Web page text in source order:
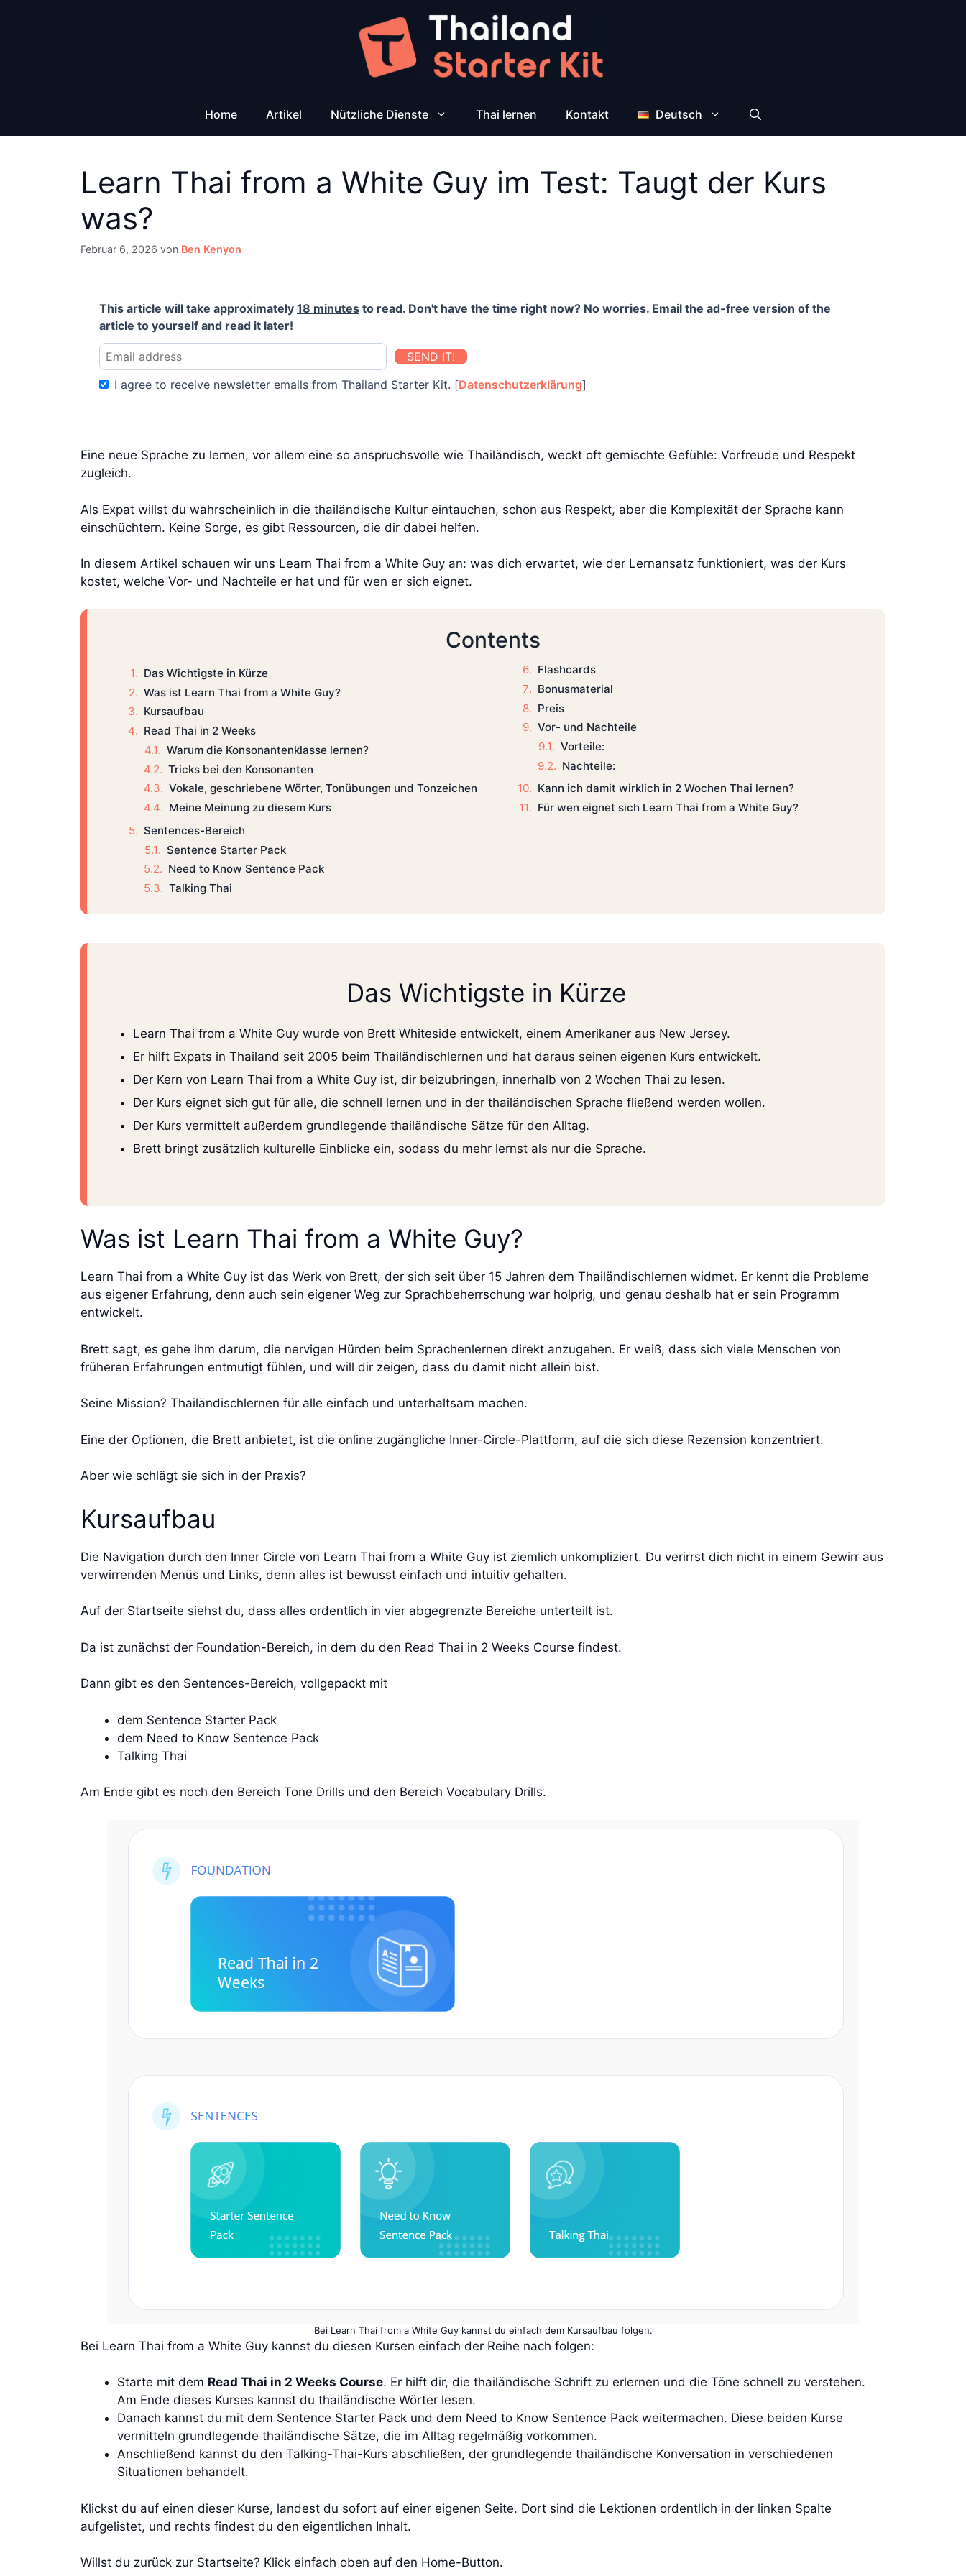
Home Artikel Nützliche Dienste Thai lernen Kontakt Deutsch
Learn Thai from a White Guy im Test: Taugt der Kurs
was?
Februar 6, 2026 von Ben Kenyon
This article will take approximately 18 minutes to read. Don't have the time right now? No worries. Email the ad-free version of the
article to yourself and read it later!
SEND IT!
I agree to receive newsletter emails from Thailand Starter Kit. [Datenschutzerklärung]
Eine neue Sprache zu lernen, vor allem eine so anspruchsvolle wie Thailändisch, weckt oft gemischte Gefühle: Vorfreude und Respekt
zugleich.
Als Expat willst du wahrscheinlich in die thailändische Kultur eintauchen, schon aus Respekt, aber die Komplexität der Sprache kann
einschüchtern. Keine Sorge, es gibt Ressourcen, die dir dabei helfen.
In diesem Artikel schauen wir uns Learn Thai from a White Guy an: was dich erwartet, wie der Lernansatz funktioniert, was der Kurs
kostet, welche Vor- und Nachteile er hat und für wen er sich eignet.
Contents
Das Wichtigste in Kürze
Was ist Learn Thai from a White Guy?
Kursaufbau
Read Thai in 2 Weeks
Warum die Konsonantenklasse lernen?
Tricks bei den Konsonanten
Vokale, geschriebene Wörter, Tonübungen und Tonzeichen
Meine Meinung zu diesem Kurs
Sentences-Bereich
Sentence Starter Pack
Need to Know Sentence Pack
Talking Thai
Flashcards
Bonusmaterial
Preis
Vor- und Nachteile
Vorteile:
Nachteile:
Kann ich damit wirklich in 2 Wochen Thai lernen?
Für wen eignet sich Learn Thai from a White Guy?
Das Wichtigste in Kürze
Learn Thai from a White Guy wurde von Brett Whiteside entwickelt, einem Amerikaner aus New Jersey.
Er hilft Expats in Thailand seit 2005 beim Thailändischlernen und hat daraus seinen eigenen Kurs entwickelt.
Der Kern von Learn Thai from a White Guy ist, dir beizubringen, innerhalb von 2 Wochen Thai zu lesen.
Der Kurs eignet sich gut für alle, die schnell lernen und in der thailändischen Sprache fließend werden wollen.
Der Kurs vermittelt außerdem grundlegende thailändische Sätze für den Alltag.
Brett bringt zusätzlich kulturelle Einblicke ein, sodass du mehr lernst als nur die Sprache.
Was ist Learn Thai from a White Guy?
Learn Thai from a White Guy ist das Werk von Brett, der sich seit über 15 Jahren dem Thailändischlernen widmet. Er kennt die Probleme
aus eigener Erfahrung, denn auch sein eigener Weg zur Sprachbeherrschung war holprig, und genau deshalb hat er sein Programm
entwickelt.
Brett sagt, es gehe ihm darum, die nervigen Hürden beim Sprachenlernen direkt anzugehen. Er weiß, dass sich viele Menschen von
früheren Erfahrungen entmutigt fühlen, und will dir zeigen, dass du damit nicht allein bist.
Seine Mission? Thailändischlernen für alle einfach und unterhaltsam machen.
Eine der Optionen, die Brett anbietet, ist die online zugängliche Inner-Circle-Plattform, auf die sich diese Rezension konzentriert.
Aber wie schlägt sie sich in der Praxis?
Kursaufbau
Die Navigation durch den Inner Circle von Learn Thai from a White Guy ist ziemlich unkompliziert. Du verirrst dich nicht in einem Gewirr aus
verwirrenden Menüs und Links, denn alles ist bewusst einfach und intuitiv gehalten.
Auf der Startseite siehst du, dass alles ordentlich in vier abgegrenzte Bereiche unterteilt ist.
Da ist zunächst der Foundation-Bereich, in dem du den Read Thai in 2 Weeks Course findest.
Dann gibt es den Sentences-Bereich, vollgepackt mit
dem Sentence Starter Pack
dem Need to Know Sentence Pack
Talking Thai
Am Ende gibt es noch den Bereich Tone Drills und den Bereich Vocabulary Drills.
Bei Learn Thai from a White Guy kannst du einfach dem Kursaufbau folgen.
Bei Learn Thai from a White Guy kannst du diesen Kursen einfach der Reihe nach folgen:
Starte mit dem Read Thai in 2 Weeks Course. Er hilft dir, die thailändische Schrift zu erlernen und die Töne schnell zu verstehen.
Am Ende dieses Kurses kannst du thailändische Wörter lesen.
Danach kannst du mit dem Sentence Starter Pack und dem Need to Know Sentence Pack weitermachen. Diese beiden Kurse
vermitteln grundlegende thailändische Sätze, die im Alltag regelmäßig vorkommen.
Anschließend kannst du den Talking-Thai-Kurs abschließen, der grundlegende thailändische Konversation in verschiedenen
Situationen behandelt.
Klickst du auf einen dieser Kurse, landest du sofort auf einer eigenen Seite. Dort sind die Lektionen ordentlich in der linken Spalte
aufgelistet, und rechts findest du den eigentlichen Inhalt.
Willst du zurück zur Startseite? Klick einfach oben auf den Home-Button.